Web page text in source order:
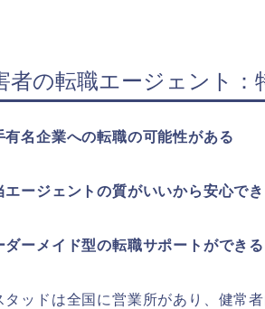
者の転職エージェント：
有名企業への転職の可能性がある
エージェントの質がいいから安心で
ダーメイド型の転職サポートができる
タッドは全国に営業所があり、健常